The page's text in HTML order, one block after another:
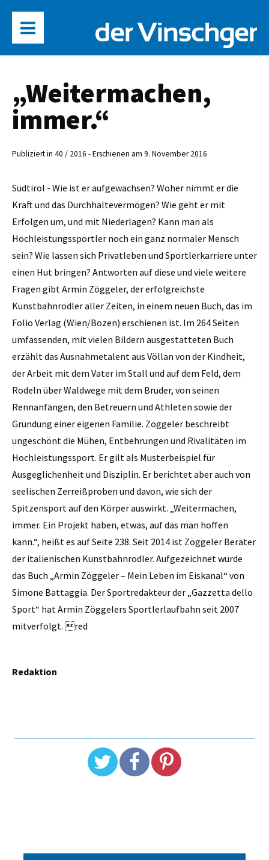
„Weitermachen,
immer.“
Publiziert in 40 / 2016 - Erschienen am 9. November 2016
Südtirol - Wie ist er aufgewachsen? Woher nimmt er die
Kraft und das Durchhaltevermögen? Wie geht er mit
Erfolgen um, und mit Niederlagen? Kann man als
Hochleistungssportler noch ein ganz normaler Mensch
sein? Wie lassen sich Privatleben und Sportlerkarriere unter
einen Hut bringen? Antworten auf diese und viele weitere
Fragen gibt Armin Zöggeler, der erfolgreichste
Kunstbahnrodler aller Zeiten, in einem neuen Buch, das im
Folio Verlag (Wien/Bozen) erschienen ist. Im 264 Seiten
umfassenden, mit vielen Bildern ausgestatteten Buch
erzählt das Ausnahmetalent aus Völlan von der Kindheit,
der Arbeit mit dem Vater im Stall und auf dem Feld, dem
Rodeln über Waldwege mit dem Bruder, von seinen
Rennanfängen, den Betreuern und Athleten sowie der
Gründung einer eigenen Familie. Zöggeler beschreibt
ungeschönt die Mühen, Entbehrungen und Rivalitäten im
Hochleistungssport. Er gilt als Musterbeispiel für
Ausgeglichenheit und Disziplin. Er berichtet aber auch von
seelischen Zerreißproben und davon, wie sich der
Spitzensport auf den Körper auswirkt. „Weitermachen,
immer. Ein Projekt haben, etwas, auf das man hoffen
kann.“, heißt es auf Seite 238. Seit 2014 ist Zöggeler Berater
der italienischen Kunstbahnrodler. Aufgezeichnet wurde
das Buch „Armin Zöggeler – Mein Leben im Eiskanal“ von
Simone Battaggia. Der Sportredakteur der „Gazzetta dello
Sport“ hat Armin Zöggelers Sportlerlaufbahn seit 2007
mitverfolgt. red
Redaktion